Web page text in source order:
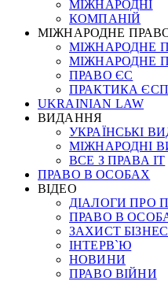
МІЖНАРОДНІ
КОМПАНІЙ
МІЖНАРОДНЕ
МІЖНАРОДНЕ
МІЖНАРОДНЕ
ПРАВО ЄС
ПРАКТИКА
UKRAINIAN LAW
ВИДАННЯ
УКРАЇНСЬКІ
МІЖНАРОДНІ
ВСЕ З ПРАВА ІТ
ПРАВО В ОСОБАХ
ВІДЕО
ДІАЛОГИ ПРО
ПРАВО В
ЗАХИСТ
ІНТЕРВ`Ю
НОВИНИ
ПРАВО ВІЙНИ